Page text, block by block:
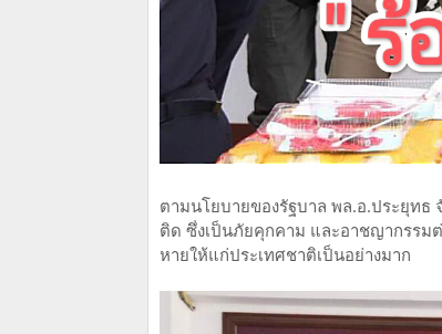
ตามนโยบายของรัฐบาล พล.อ.ประยุทธ
ติด ซึ่งเป็นภัยคุกคาม และอาชญากรรม
หายให้แก่ประเทศชาติเป็นอย่างมาก